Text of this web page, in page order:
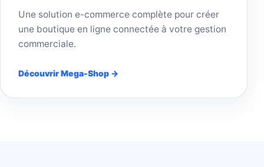
Une solution e-commerce complète pour créer
une boutique en ligne connectée à votre gestion
commerciale.
Découvrir Mega-Shop →